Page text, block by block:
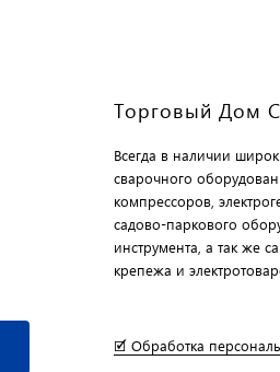
Торговый Дом
Всегда в наличии
сварочного
компрессоров,
садово-паркового
инструмента, а так же
крепежа и
🗹 Обработка